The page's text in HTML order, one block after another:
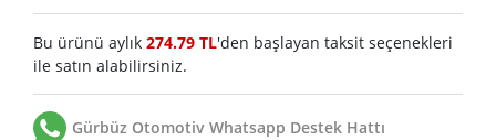
Bu ürünü aylık 274.79 TL'den başlayan taksit seçenekleri
ile satın alabilirsiniz.
Gürbüz Otomotiv Whatsapp Destek Hattı